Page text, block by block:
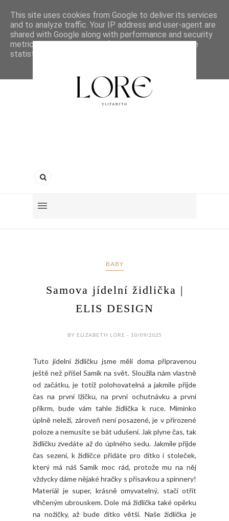
BABY
Samova jídelní židlička |
ELIS DESIGN
BY ELIZABETH LORE - 10/09/2025
Tuto jídelní židličku jsme měli doma připravenou
ještě než přišel Samík na svět. Sloužila nám vlastně
od začátku, je totiž polohovatelná a jakmile přijde
čas na první lžičku, na první ochutnávku a první
příkrm, bude vám tahle židlička k ruce. Miminko
úplně neleží, zároveň není posazené, je v přirozené
poloze a nemusíte se bát udušení. Jak plyne čas, tak
židličku zvedáte až do úplného sedu. Jakmile přijde
čas sezení, k židličce přidáte pro dítko i stoleček,
který má náš Samík moc rád, protože mu na něj
vždycky dáme nějaké hračky s přísavkou a spinnery!
Materiál je super, krásně omyvatelný, stačí otřít
vlhčeným ubrouskem. Dole má židlička také opěrku
na nožičky, až bude dítko větší. Naše židlička je
This site uses cookies from Google to deliver its services
and to analyze traffic. Your IP address and user-agent are
shared with Google along with performance and security
metrics to ensure quality of service, generate usage
statistics, and to detect and address abuse.